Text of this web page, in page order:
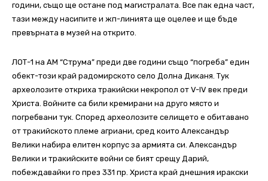
години, също ще остане под магистралата. Все пак една част,
тази между насипите и жп-линията ще оцелее и ще бъде
превърната в музей на открито.
ЛОТ-1 на АМ “Струма” преди две години също “погреба” един
обект-този край радомирското село Долна Диканя. Тук
археолозите откриха тракийски некропол от V-IV век преди
Христа. Войните са били кремирани на друго място и
погребвани тук. Според археолозите селището е обитавано
от тракийското племе агриани, сред които Александър
Велики набира елитен корпус за армията си. Александър
Велики и тракийските войни се бият срещу Дарий,
побеждавайки го през 331 пр. Христа край днешния иракски